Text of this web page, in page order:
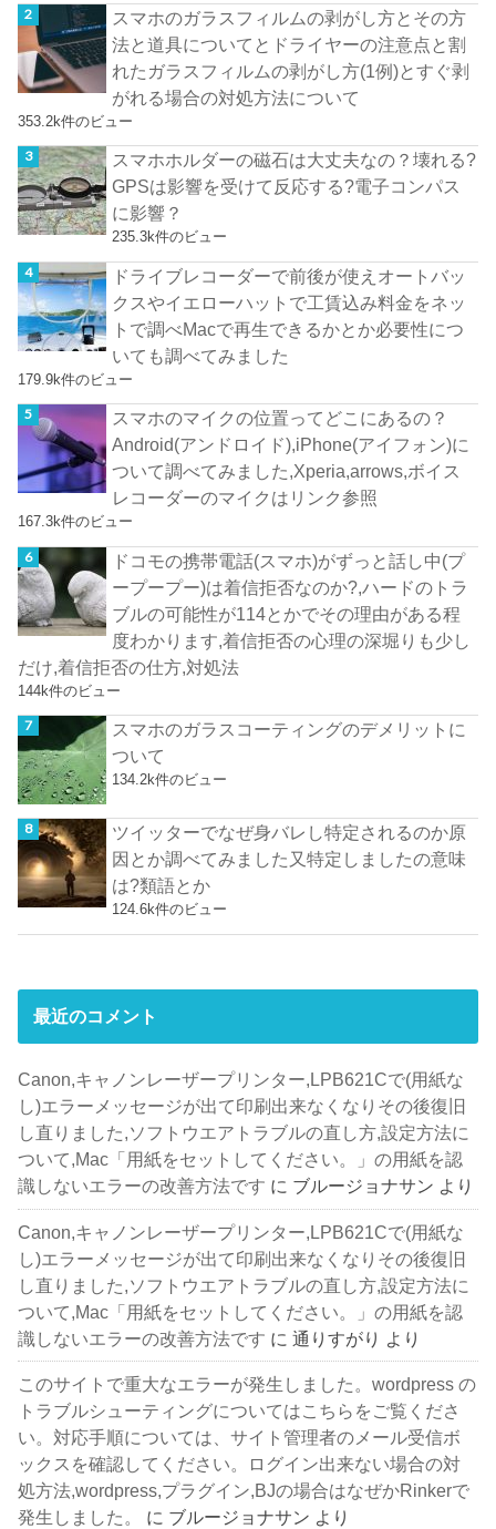
スマホのガラスフィルムの剥がし方とその方
法と道具についてとドライヤーの注意点と割
れたガラスフィルムの剥がし方(1例)とすぐ剥
がれる場合の対処方法について
353.2k件のビュー
スマホホルダーの磁石は大丈夫なの？壊れる?
GPSは影響を受けて反応する?電子コンパス
に影響？
235.3k件のビュー
ドライブレコーダーで前後が使えオートバッ
クスやイエローハットで工賃込み料金をネッ
トで調べMacで再生できるかとか必要性につ
いても調べてみました
179.9k件のビュー
スマホのマイクの位置ってどこにあるの？
Android(アンドロイド),iPhone(アイフォン)に
ついて調べてみました,Xperia,arrows,ボイス
レコーダーのマイクはリンク参照
167.3k件のビュー
ドコモの携帯電話(スマホ)がずっと話し中(プ
ープープー)は着信拒否なのか?,ハードのトラ
ブルの可能性が114とかでその理由がある程
度わかります,着信拒否の心理の深堀りも少し
だけ,着信拒否の仕方,対処法
144k件のビュー
スマホのガラスコーティングのデメリットに
ついて
134.2k件のビュー
ツイッターでなぜ身バレし特定されるのか原
因とか調べてみました又特定しましたの意味
は?類語とか
124.6k件のビュー
最近のコメント
Canon,キャノンレーザープリンター,LPB621Cで(用紙な
し)エラーメッセージが出て印刷出来なくなりその後復旧
し直りました,ソフトウエアトラブルの直し方,設定方法に
ついて,Mac「用紙をセットしてください。」の用紙を認
識しないエラーの改善方法です に ブルージョナサン より
Canon,キャノンレーザープリンター,LPB621Cで(用紙な
し)エラーメッセージが出て印刷出来なくなりその後復旧
し直りました,ソフトウエアトラブルの直し方,設定方法に
ついて,Mac「用紙をセットしてください。」の用紙を認
識しないエラーの改善方法です に通りすがり より
このサイトで重大なエラーが発生しました。wordpress の
トラブルシューティングについてはこちらをご覧くださ
い。対応手順については、サイト管理者のメール受信ボ
ックスを確認してください。ログイン出来ない場合の対
処方法,wordpress,プラグイン,BJの場合はなぜかRinkerで
発生しました。
に ブルージョナサン より